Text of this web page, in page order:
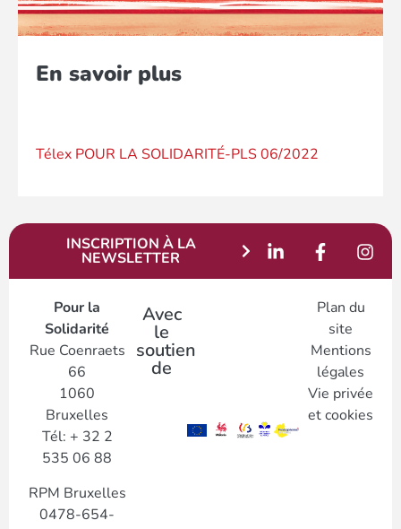
En savoir plus
Télex POUR LA SOLIDARITÉ-PLS 06/2022
INSCRIPTION À LA
NEWSLETTER
Pour la
Solidarité
Rue Coenraets
66
1060
Bruxelles
Tél: + 32 2
535 06 88
RPM Bruxelles
0478-654-
Avec
le
soutien
de
Plan du
site
Mentions
légales
Vie privée
et cookies